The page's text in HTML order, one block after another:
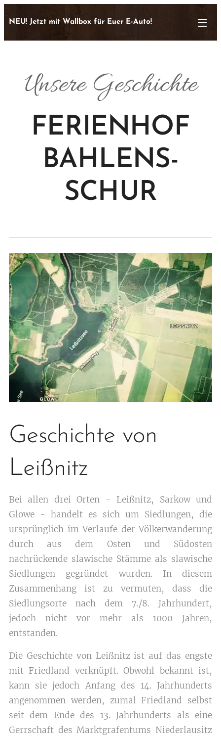
NEU! Jetzt mit Wallbox für Euer E-Auto!
Unsere Geschichte
FERIENHOF
BAHLENS-
SCHUR
Geschichte von
Leißnitz
Bei allen drei Orten - Leißnitz, Sarkow und
Glowe - handelt es sich um Siedlungen, die
ursprünglich im Verlaufe der Völkerwanderung
durch aus dem Osten und Südosten
nachrückende slawische Stämme als slawische
Siedlungen gegründet wurden. In diesem
Zusammenhang ist zu vermuten, dass die
Siedlungsorte nach dem 7./8. Jahrhundert,
jedoch nicht vor mehr als 1000 Jahren,
entstanden.
Die Geschichte von Leißnitz ist auf das engste
mit Friedland verknüpft. Obwohl bekannt ist,
kann sie jedoch Anfang des 14. Jahrhunderts
angenommen werden, zumal Friedland selbst
seit dem Ende des 13. Jahrhunderts als eine
Gerrschaft des Marktgrafentums Niederlausitz